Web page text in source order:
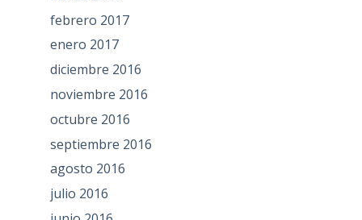
febrero 2017
enero 2017
diciembre 2016
noviembre 2016
octubre 2016
septiembre 2016
agosto 2016
julio 2016